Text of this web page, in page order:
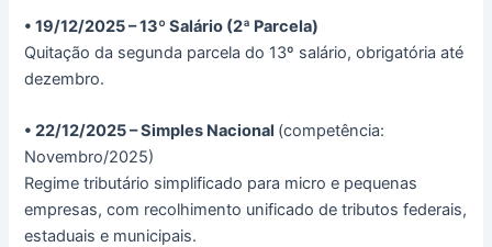
• 19/12/2025 – 13º Salário (2ª Parcela)
Quitação da segunda parcela do 13º salário, obrigatória até
dezembro.
• 22/12/2025 – Simples Nacional (competência:
Novembro/2025)
Regime tributário simplificado para micro e pequenas
empresas, com recolhimento unificado de tributos federais,
estaduais e municipais.